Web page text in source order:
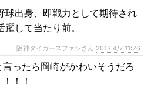
球出身、即戦力として期待され
して当たり前。
阪神タイガースファンさん 2013,4/7 11:26
言ったら岡崎がかわいそうだろ
！！